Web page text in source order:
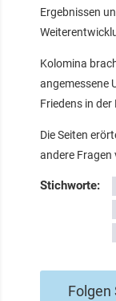
Ergebnissen
Kolomina
angemessene
Friedens in der
Die Seiten
andere Fragen
Stichworte:
Folgen